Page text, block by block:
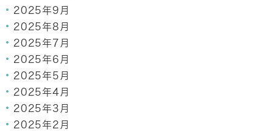
2025年9月
2025年8月
2025年7月
2025年6月
2025年5月
2025年4月
2025年3月
2025年2月